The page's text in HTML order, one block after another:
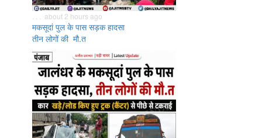
. . . about 2 hours ago
मकसूदां पुल के पास सड़क हादसा
तीन लोगों की मौ.त